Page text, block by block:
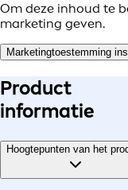
Om deze inhoud te
marketing geven.
Marketingtoestemming
Product
informatie
Hoogtepunten van het